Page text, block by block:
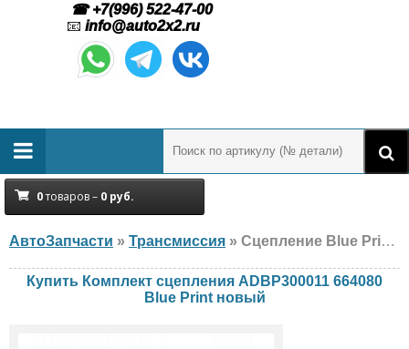
☎ +7(996) 522-47-00
📧 info@auto2x2.ru
0товаров – 0 руб.
АвтоЗапчасти » Трансмиссия » Сцепление Blue Print ADBP300011 664080 Opel, новый
Купить Комплект сцепления ADBP300011 664080
Blue Print новый